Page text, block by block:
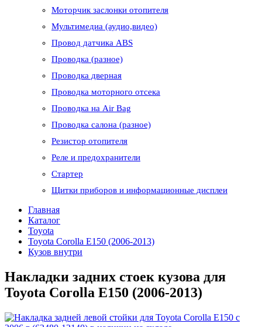
Моторчик заслонки отопителя
Мультимедиа (аудио,видео)
Провод датчика ABS
Проводка (разное)
Проводка дверная
Проводка моторного отсека
Проводка на Air Bag
Проводка салона (разное)
Резистор отопителя
Реле и предохранители
Стартер
Щитки приборов и информационные дисплеи
Главная
Каталог
Toyota
Toyota Corolla E150 (2006-2013)
Кузов внутри
Накладки задних стоек кузова для
Toyota Corolla E150 (2006-2013)